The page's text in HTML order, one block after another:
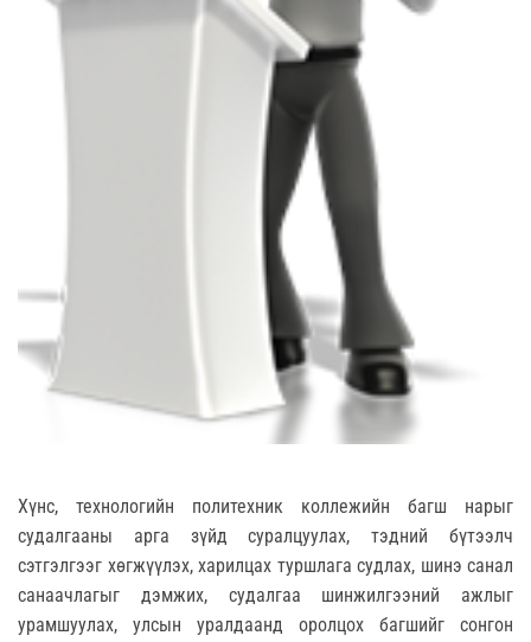
Хүнс, технологийн политехник коллежийн багш нарыг
судалгааны арга зүйд суралцуулах, тэдний бүтээлч
сэтгэлгээг хөгжүүлэх, харилцах туршлага судлах, шинэ санал
санаачлагыг дэмжих, судалгаа шинжилгээний ажлыг
урамшуулах, улсын уралдаанд оролцох багшийг сонгон